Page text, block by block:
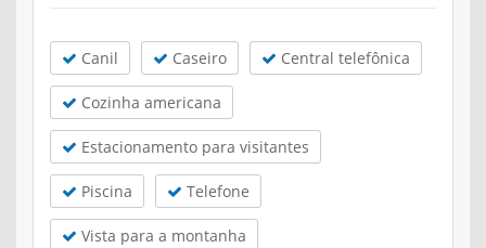
Canil Caseiro Central telefônica
Cozinha americana
Estacionamento para visitantes
Piscina Telefone
Vista para a montanha